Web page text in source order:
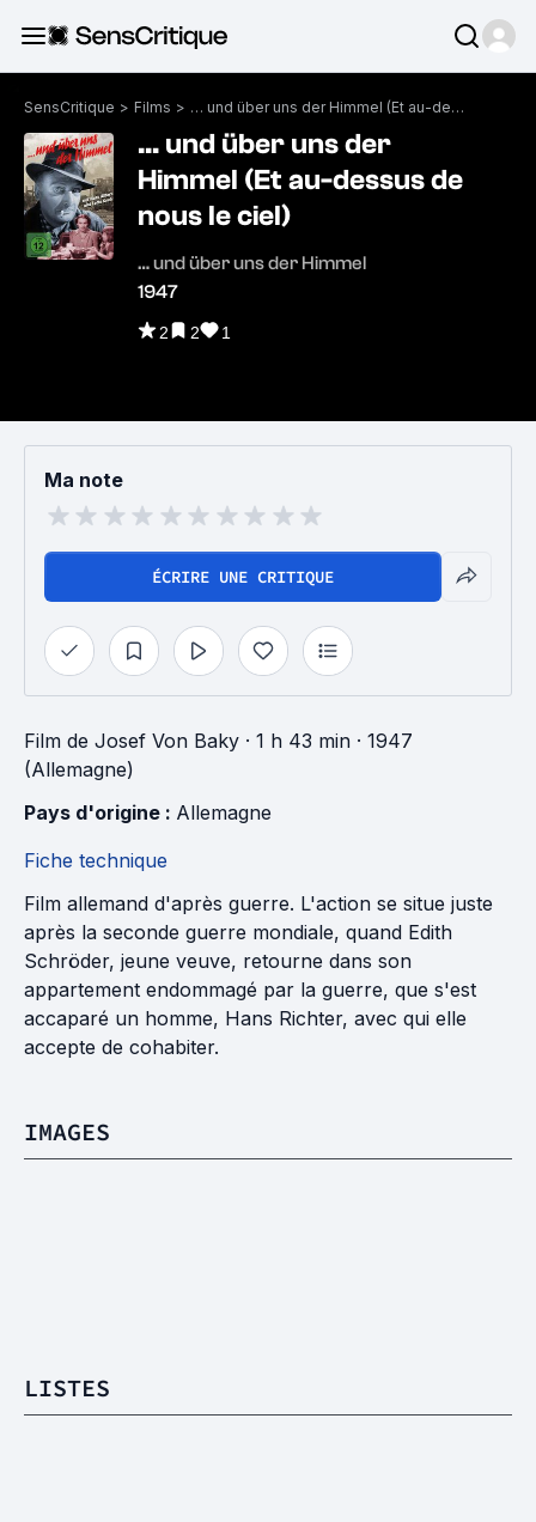
SensCritique > Films > … und über uns der Himmel (Et au-dessus de nous le ciel)
… und über uns der
Himmel (Et au-dessus de
nous le ciel)
… und über uns der Himmel
1947
2 2 1
Ma note
ÉCRIRE UNE CRITIQUE
Film de Josef Von Baky · 1 h 43 min · 1947
(Allemagne)
Pays d'origine : Allemagne
Fiche technique
Film allemand d'après guerre. L'action se situe juste
après la seconde guerre mondiale, quand Edith
Schröder, jeune veuve, retourne dans son
appartement endommagé par la guerre, que s'est
accaparé un homme, Hans Richter, avec qui elle
accepte de cohabiter.
IMAGES
LISTES